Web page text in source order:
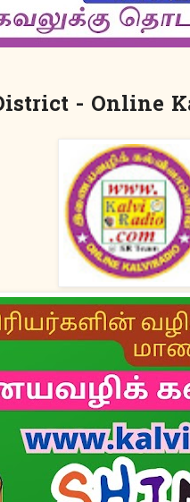
- Online